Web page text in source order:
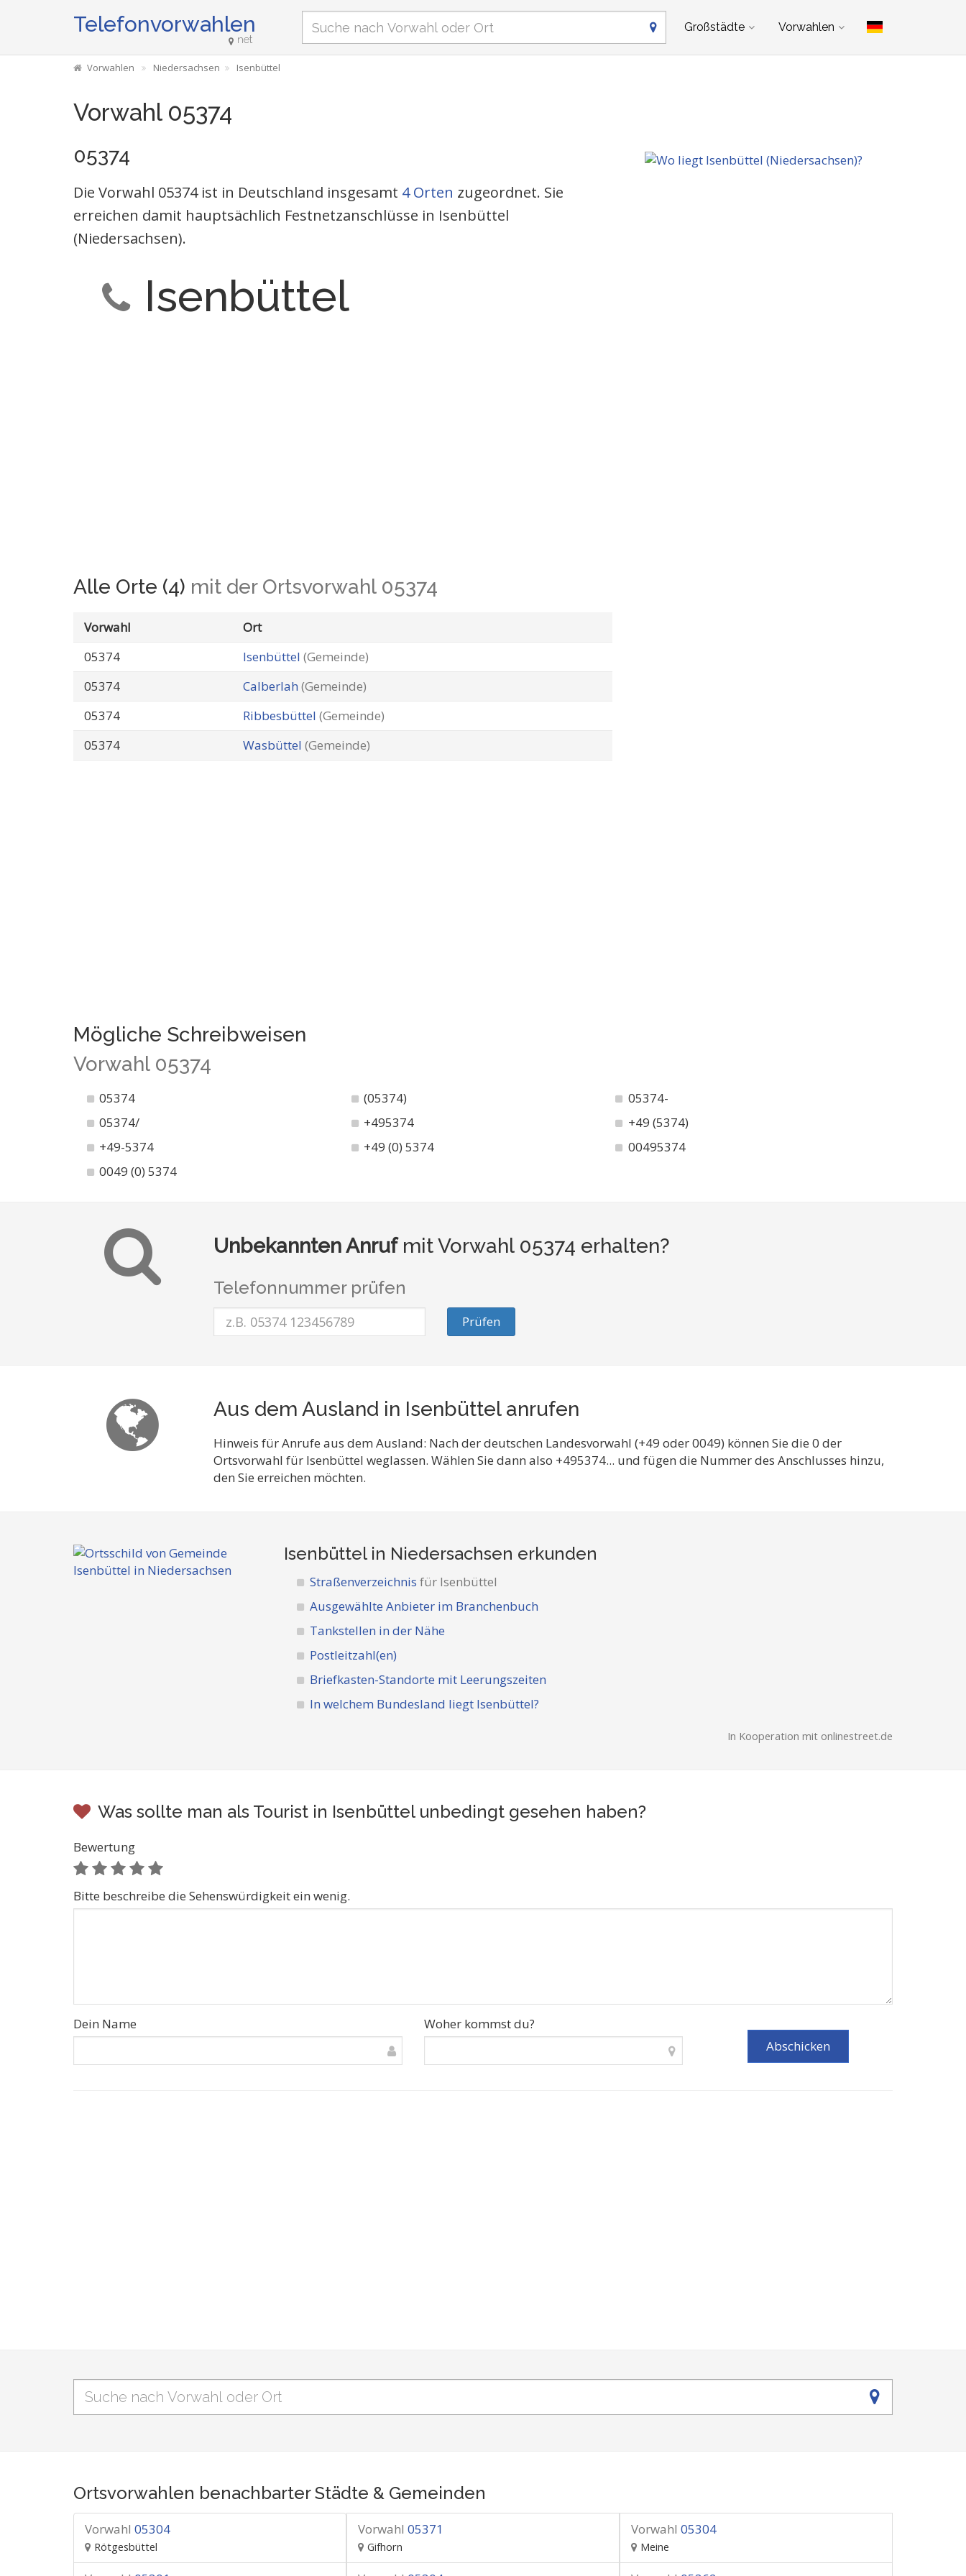
Telefonvorwahlen
net
Großstädte Vorwahlen
Vorwahlen Niedersachsen Isenbüttel
Vorwahl 05374
05374
Die Vorwahl 05374 ist in Deutschland insgesamt 4 Orten zugeordnet. Sie
erreichen damit hauptsächlich Festnetzanschlüsse in Isenbüttel
(Niedersachsen).
Isenbüttel
Alle Orte (4) mit der Ortsvorwahl 05374
Vorwahl
Ort
05374
Isenbüttel (Gemeinde)
05374
Calberlah (Gemeinde)
05374
Ribbesbüttel (Gemeinde)
05374
Wasbüttel (Gemeinde)
Mögliche Schreibweisen
Vorwahl 05374
05374 (05374)
05374-
05374/
+495374
+49 (5374)
+49-5374
+49 (0) 5374
00495374
0049 (0) 5374
Unbekannten Anrufmit Vorwahl 05374 erhalten?
Telefonnummer prüfen
Prüfen
Aus dem Ausland in Isenbüttel anrufen
Hinweis für Anrufe aus dem Ausland: Nach der deutschen Landesvorwahl (+49 oder 0049) können Sie die 0 der
Ortsvorwahl für Isenbüttel weglassen. Wählen Sie dann also +495374... und fügen die Nummer des Anschlusses hinzu,
den Sie erreichen möchten.
Isenbüttel in Niedersachsen erkunden
Straßenverzeichnis für Isenbüttel
Ausgewählte Anbieter im Branchenbuch
Tankstellen in der Nähe
Postleitzahl(en)
Briefkasten-Standorte mit Leerungszeiten
In welchem Bundesland liegt Isenbüttel?
In Kooperation mit onlinestreet.de
Was sollte man als Tourist in Isenbüttel unbedingt gesehen haben?
Bewertung
Bitte beschreibe die Sehenswürdigkeit ein wenig.
Dein Name Woher kommst du?
Ortsvorwahlen benachbarter Städte & Gemeinden
Vorwahl 05304
Rötgesbüttel
Vorwahl 05371
Gifhorn
Vorwahl 05304
Meine